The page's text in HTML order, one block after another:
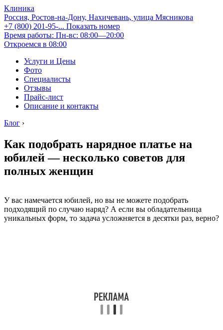
Клиника
Россия, Ростов-на-Дону, Нахичевань, улица Мясникова
+7 (800) 201-95-... Показать номер
Время работы: Пн-вс: 08:00—20:00
Откроемся в 08:00
Услуги и Цены
Фото
Специалисты
Отзывы
Прайс-лист
Описание и контакты
Блог ›
Как подобрать нарядное платье на
юбилей — несколько советов для
полных женщин
У вас намечается юбилей, но вы не можете подобрать
подходящий по случаю наряд? А если вы обладательница
уникальных форм, то задача усложняется в десятки раз, верно?